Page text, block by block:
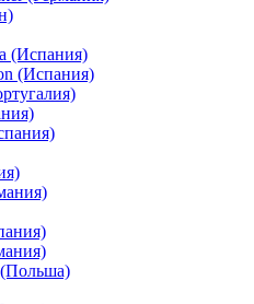
(Испания)
(Испания)